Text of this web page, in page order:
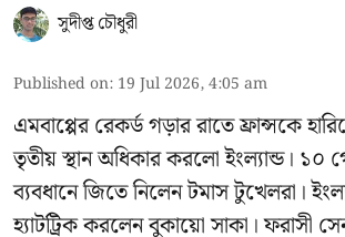
সুদীপ্ত চৌধুরী
Published on: 19 Jul 2026, 4:05 am
এমবাপ্পের রেকর্ড গড়ার রাতে ফ্রান্সকে
তৃতীয় স্থান অধিকার করলো ইংল্যান্ড। ১০
ব্যবধানে জিতে নিলেন টমাস টুখেলরা।
হ্যাটট্রিক করলেন বুকায়ো সাকা। ফরাসী